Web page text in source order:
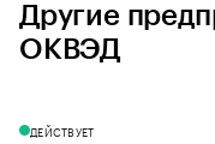
Другие
ОКВЭД
ДЕЙСТВУЕТ